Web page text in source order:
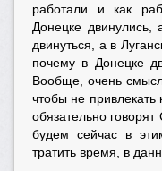
работали и как
Донецке
двинуться, а в
почему в Донецке
Вообще, очень
чтобы не
обязательно
будем сейчас в
тратить время, в